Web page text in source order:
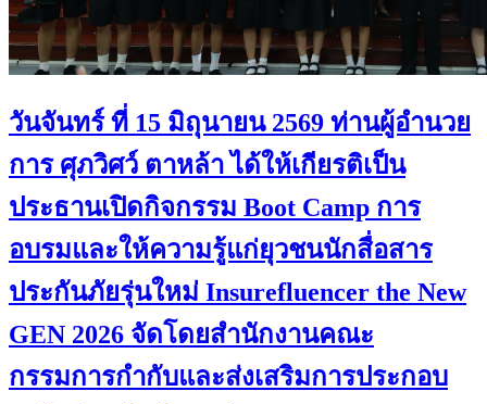
วันจันทร์ ที่ 15 มิถุนายน 2569 ท่านผู้อำนวย
การ ศุภวิศว์ ตาหล้า ได้ให้เกียรติเป็น
ประธานเปิดกิจกรรม Boot Camp การ
อบรมและให้ความรู้แก่ยุวชนนักสื่อสาร
ประกันภัยรุ่นใหม่ Insurefluencer the New
GEN 2026 จัดโดยสำนักงานคณะ
กรรมการกำกับและส่งเสริมการประกอบ